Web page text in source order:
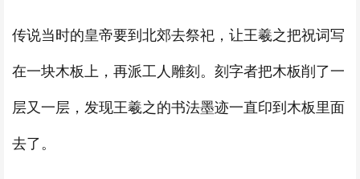
传说当时的皇帝要到北郊去祭祀，让王羲之把祝词写
在一块木板上，再派工人雕刻。刻字者把木板削了一
层又一层，发现王羲之的书法墨迹一直印到木板里面
去了。